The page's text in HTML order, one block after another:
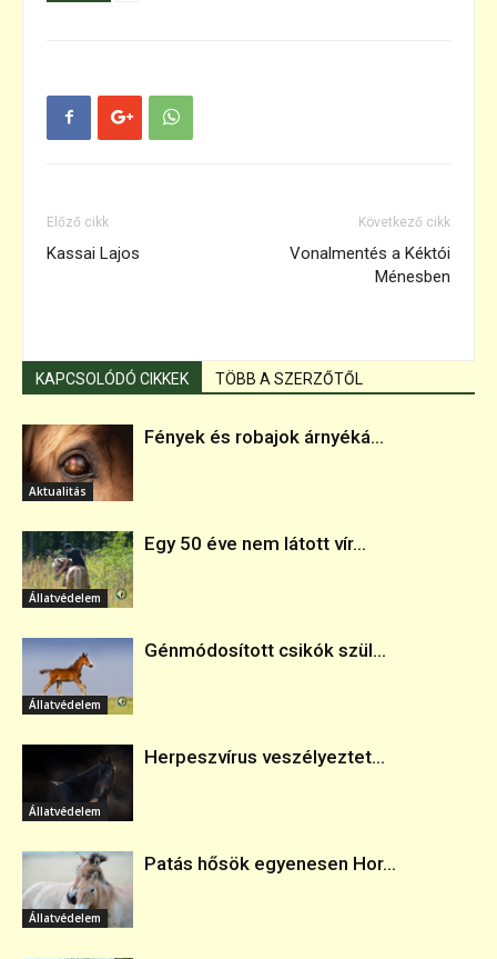
Előző cikk
Kassai Lajos
Következő cikk
Vonalmentés a Kéktói
Ménesben
KAPCSOLÓDÓ CIKKEK TÖBB A SZERZŐTŐL
Aktualitás
Fények és robajok árnyéká...
Állatvédelem
Egy 50 éve nem látott vír...
Állatvédelem
Génmódosított csikók szül...
Állatvédelem
Herpeszvírus veszélyeztet...
Állatvédelem
Patás hősök egyenesen Hor...